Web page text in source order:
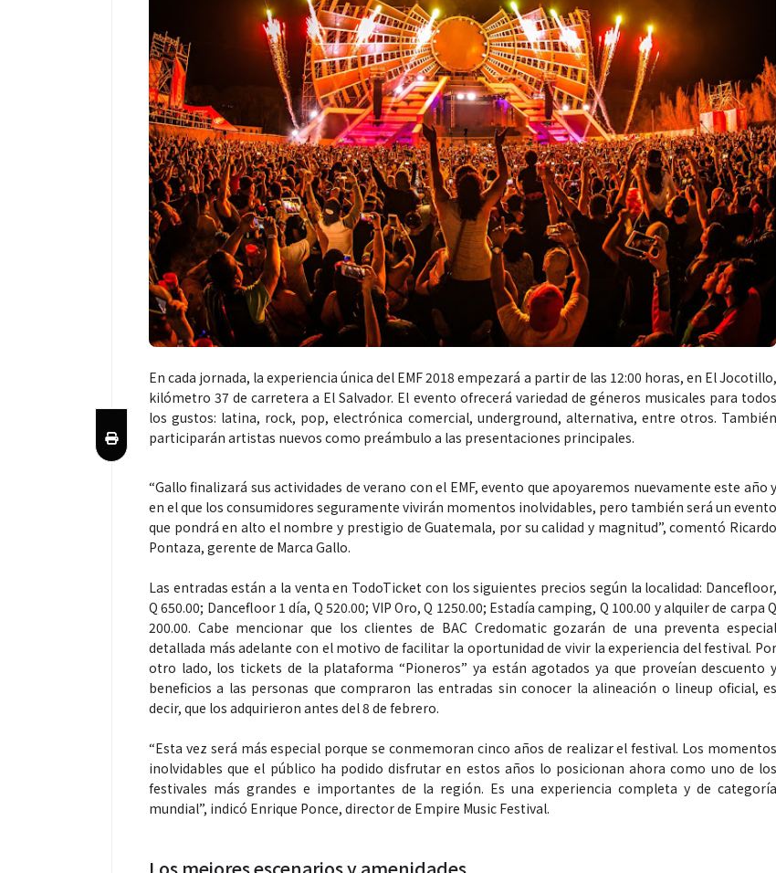
En cada jornada, la experiencia única del EMF 2018 empezará a partir de las 12:00 horas, en El Jocotillo,
kilómetro 37 de carretera a El Salvador. El evento ofrecerá variedad de géneros musicales para todos
los gustos: latina, rock, pop, electrónica comercial, underground, alternativa, entre otros. También
participarán artistas nuevos como preámbulo a las presentaciones principales.
“Gallo finalizará sus actividades de verano con el EMF, evento que apoyaremos nuevamente este año y
en el que los consumidores seguramente vivirán momentos inolvidables, pero también será un evento
que pondrá en alto el nombre y prestigio de Guatemala, por su calidad y magnitud”, comentó Ricardo
Pontaza, gerente de Marca Gallo.
Las entradas están a la venta en TodoTicket con los siguientes precios según la localidad: Dancefloor,
Q 650.00; Dancefloor 1 día, Q 520.00; VIP Oro, Q 1250.00; Estadía camping, Q 100.00 y alquiler de carpa Q
200.00. Cabe mencionar que los clientes de BAC Credomatic gozarán de una preventa especial
detallada más adelante con el motivo de facilitar la oportunidad de vivir la experiencia del festival. Por
otro lado, los tickets de la plataforma “Pioneros” ya están agotados ya que proveían descuento y
beneficios a las personas que compraron las entradas sin conocer la alineación o lineup oficial, es
decir, que los adquirieron antes del 8 de febrero.
“Esta vez será más especial porque se conmemoran cinco años de realizar el festival. Los momentos
inolvidables que el público ha podido disfrutar en estos años lo posicionan ahora como uno de los
festivales más grandes e importantes de la región. Es una experiencia completa y de categoría
mundial”, indicó Enrique Ponce, director de Empire Music Festival.